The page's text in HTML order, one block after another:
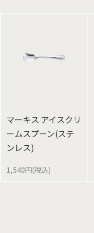
マーキス アイスクリ
ームスプーン(ステ
ンレス)
1,540円(税込)